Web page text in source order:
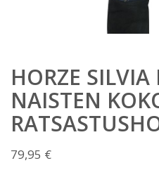
HORZE
NAISTEN
79,95 €